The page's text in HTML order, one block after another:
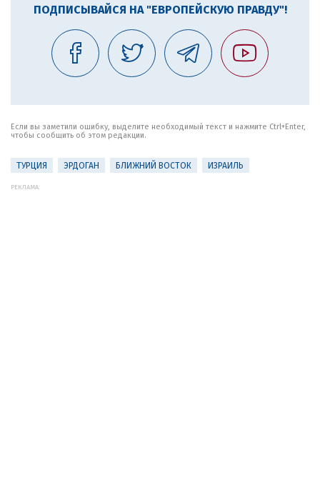
ПОДПИСЫВАЙСЯ НА "ЕВРОПЕЙСКУЮ ПРАВДУ"!
Если вы заметили ошибку, выделите необходимый текст и нажмите Ctrl+Enter,
чтобы сообщить об этом редакции.
ТУРЦИЯ ЭРДОГАН БЛИЖНИЙ ВОСТОК ИЗРАИЛЬ
РЕКЛАМА: